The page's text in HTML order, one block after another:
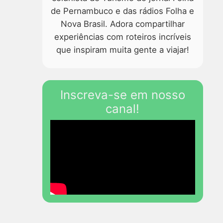
de Pernambuco e das rádios Folha e
Nova Brasil. Adora compartilhar
experiências com roteiros incríveis
que inspiram muita gente a viajar!
Inscreva-se em nosso
canal!